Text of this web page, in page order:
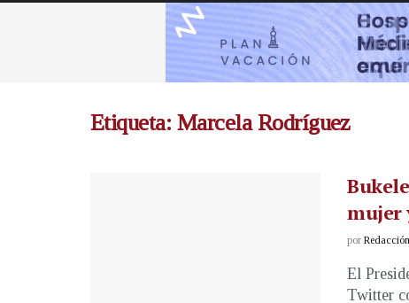
Etiqueta: Marcela Rodríguez
mujer
por
El
Twitter